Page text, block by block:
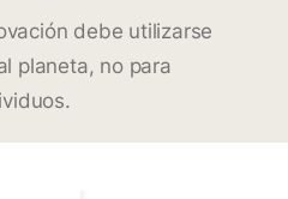
debe utilizarse
planeta, no para